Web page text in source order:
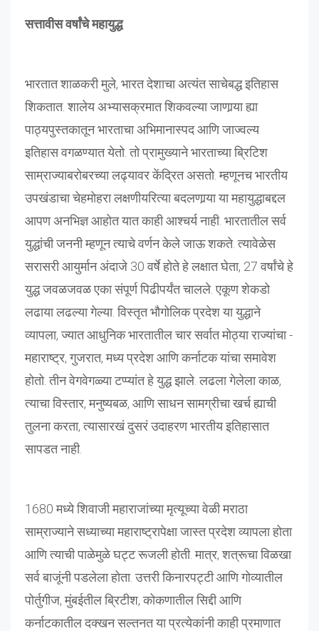
सत्तावीस वर्षांचे महायुद्ध
भारतात शाळकरी मुले, भारत देशाचा अत्यंत साचेबद्ध इतिहास
शिकतात. शालेय अभ्यासक्रमात शिकवल्या जाणार्‍या ह्या
पाठ्यपुस्तकातून भारताचा अभिमानास्पद आणि जाज्वल्य
इतिहास वगळण्यात येतो. तो प्रामुख्याने भारताच्या ब्रिटिश
साम्राज्याबरोबरच्या लढ्यावर केंद्रित असतो. म्हणूनच भारतीय
उपखंडाचा चेहमोहरा लक्षणीयरित्या बदलणार्‍या या महायुद्धाबद्दल
आपण अनभिज्ञ आहोत यात काही आश्चर्य नाही. भारतातील सर्व
युद्धांची जननी म्हणून त्याचे वर्णन केले जाऊ शकते. त्यावेळेस
सरासरी आयुर्मान अंदाजे 30 वर्षे होते हे लक्षात घेता, 27 वर्षांचे हे
युद्ध जवळजवळ एका संपूर्ण पिढीपर्यंत चालले. एकूण शेकडो
लढाया लढल्या गेल्या. विस्तृत भौगोलिक प्रदेश या युद्धाने
व्यापला, ज्यात आधुनिक भारतातील चार सर्वात मोठ्या राज्यांचा -
महाराष्ट्र, गुजरात, मध्य प्रदेश आणि कर्नाटक यांचा समावेश
होतो. तीन वेगवेगळ्या टप्प्यांत हे युद्ध झाले. लढला गेलेला काळ,
त्याचा विस्तार, मनुष्यबळ, आणि साधन सामग्रीचा खर्च ह्याची
तुलना करता, त्यासारखं दुसरं उदाहरण भारतीय इतिहासात
सापडत नाही.
1680 मध्ये शिवाजी महाराजांच्या मृत्यूच्या वेळी मराठा
साम्राज्याने सध्याच्या महाराष्ट्रापेक्षा जास्त प्रदेश व्यापला होता
आणि त्याची पाळेमुळे घट्ट रूजली होती. मात्र, शत्रूचा विळखा
सर्व बाजूंनी पडलेला होता. उत्तरी किनारपट्टी आणि गोव्यातील
पोर्तुगीज, मुंबईतील ब्रिटीश, कोकणातील सिद्दी आणि
कर्नाटकातील दक्खन सल्तनत या प्रत्येकांनी काही प्रमाणात